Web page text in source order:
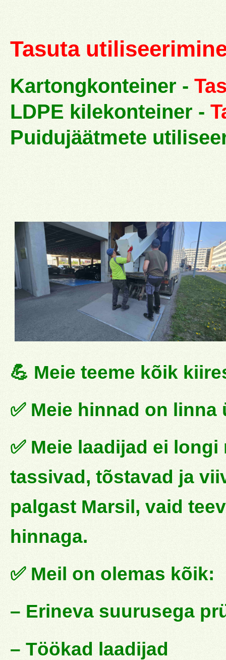
Tasuta
Kartongkonteiner -
LDPE kilekonteiner -
Puidujäätmete
💪 Meie teeme kõik
✅ Meie hinnad on
✅ Meie laadijad ei
tassivad, tõstavad ja
palgast Marsil, vaid
hinnaga.
✅ Meil on olemas kõik:
– Erineva suurusega
– Töökad laadijad